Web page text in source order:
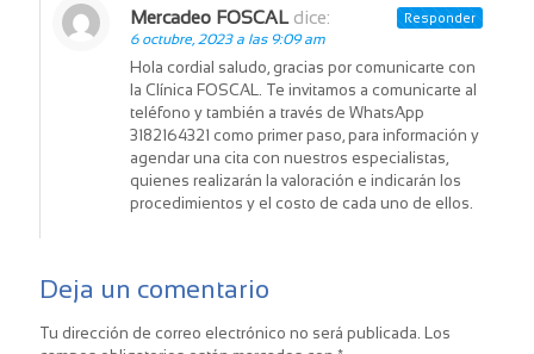
Mercadeo FOSCAL dice:
6 octubre, 2023 a las 9:09 am
Hola cordial saludo, gracias por comunicarte con
la Clínica FOSCAL. Te invitamos a comunicarte al
teléfono y también a través de WhatsApp
3182164321 como primer paso, para información y
agendar una cita con nuestros especialistas,
quienes realizarán la valoración e indicarán los
procedimientos y el costo de cada uno de ellos.
Responder
Deja un comentario
Tu dirección de correo electrónico no será publicada. Los